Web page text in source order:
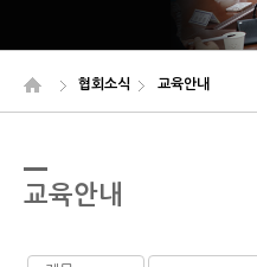
협회소식 교육안내
교육안내